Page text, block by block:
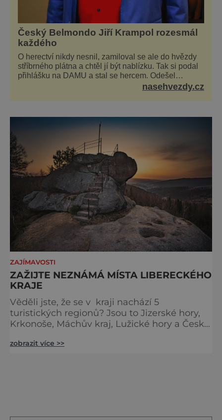
Český Belmondo Jiří Krampol rozesmál
každého
O herectví nikdy nesnil, zamiloval se ale do hvězdy
stříbrného plátna a chtěl jí být nablízku. Tak si podal
přihlášku na DAMU a stal se hercem. Odešel
žižkovský matador, který všude rozdával humor, i
když jemu samotnému do smíchu zrovna nebylo. Do
nasehvezdy.cz
ZAJÍMAVOSTI
ZAŽIJTE NEZNÁMÁ MÍSTA LIBERECKÉHO
KRAJE
Věděli jste, že se v kraji nachází 5
turistických regionů? Jsou to Jizerské hory,
Krkonoše, Máchův kraj, Lužické hory a Český
míst, která byla doposud mnohým
zobrazit více >>